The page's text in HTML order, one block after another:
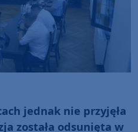
jednak nie przyjęła
została odsunięta w